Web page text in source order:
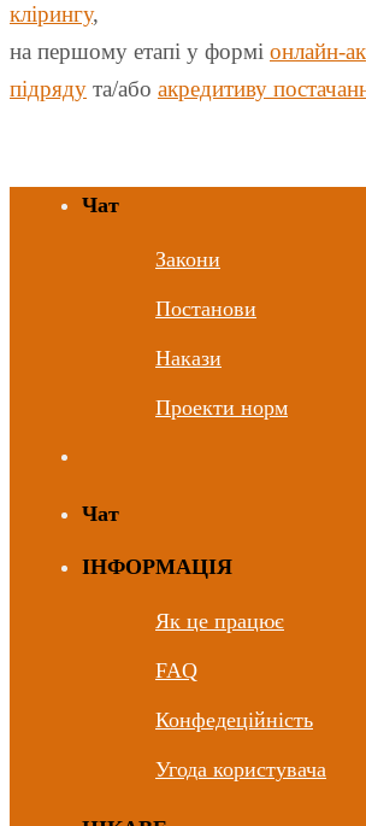
клірингу,
на першому етапі у формі онлайн-
підряду та/або акредитиву
Чат
Закони
Постанови
Накази
Проекти норм
Чат
ІНФОРМАЦІЯ
Як це працює
FAQ
Конфедеційність
Угода користувача